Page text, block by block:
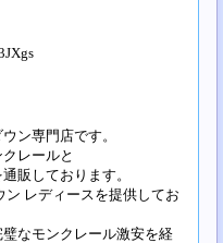
ン専門店です。
レールと
販しております。
レディースを提供してお
なモンクレール激安を経